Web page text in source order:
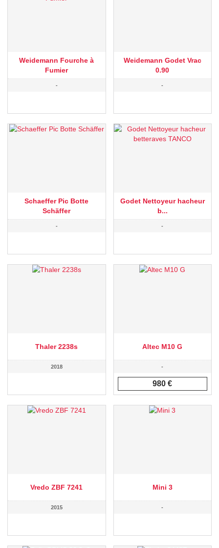
Weidemann Fourche à
Fumier
-
Weidemann Godet Vrac
0.90
-
Schaeffer Pic Botte
Schäffer
-
Godet Nettoyeur hacheur
b...
-
Thaler 2238s
2018
Altec M10 G
-
980 €
Vredo ZBF 7241
2015
Mini 3
-